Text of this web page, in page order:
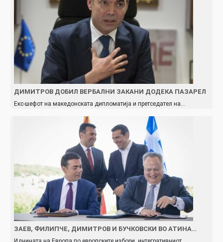
ДИМИТРОВ ДОБИЛ ВЕРБАЛНИ ЗАКАНИ ДОДЕКА ПАЗАРЕЛ
Екс-шефот на македонската дипломатија и претседател на…
ЗАЕВ, ФИЛИПЧЕ, ДИМИТРОВ И БУЧКОВСКИ ВО АТИНА…